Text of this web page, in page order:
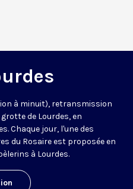
à minuit), retransmission
de Lourdes, en
Chaque jour, l'une des
du Rosaire est proposée en
à Lourdes.